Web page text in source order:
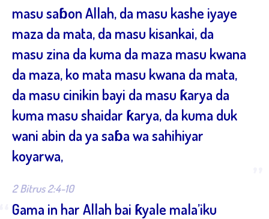
masu saɓon Allah, da masu kashe iyaye
maza da mata, da masu kisankai, da
masu zina da kuma da maza masu kwana
da maza, ko mata masu kwana da mata,
da masu cinikin bayi da masu ƙarya da
kuma masu shaidar ƙarya, da kuma duk
wani abin da ya saɓa wa sahihiyar
koyarwa,
2 Bitrus 2:4-10
Gama in har Allah bai ƙyale mala’iku